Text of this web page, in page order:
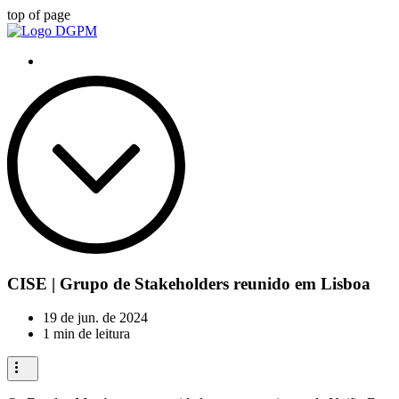
top of page
CISE | Grupo de Stakeholders reunido em Lisboa
19 de jun. de 2024
1 min de leitura